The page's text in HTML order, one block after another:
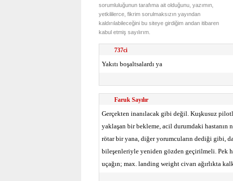
sorumluluğunun tarafıma ait olduğunu, yazımın,
yetkililerce, fikrim sorulmaksızın yayından
kaldırılabileceğini bu siteye girdiğim andan itibaren
kabul etmiş sayılırım.
737ci
Yakıtı boşaltsalardı ya
Faruk Sayılır
Gerçekten inanılacak gibi değil. Kuşkusuz
yaklaşan bir bekleme, acil durumdaki hastanın
rötar bir yana, diğer yorumcuların dediği gibi,
bileşenleriyle yeniden gözden geçirilmeli. Pek
uçağın; max. landing weight civarı ağırlıkta